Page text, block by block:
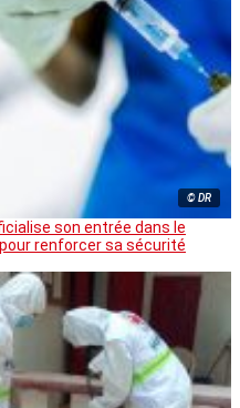
© DR
son entrée dans le
renforcer sa sécurité